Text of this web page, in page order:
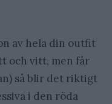
av hela din outfit
och vitt, men får
så blir det riktigt
i den röda